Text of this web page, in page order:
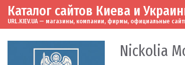
Skip to content
Main Navigation
Каталог сайтов Киева и
URL.KIEV.UA — магазины, компании, фирмы, официальные
Nickolia